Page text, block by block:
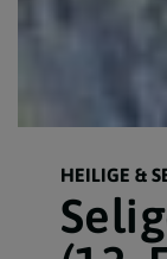
HEILIGE &